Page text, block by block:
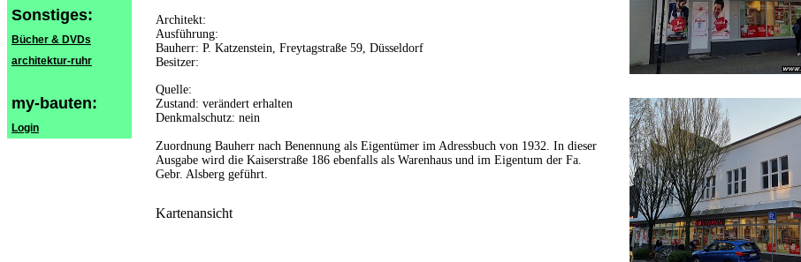
Sonstiges:
Bücher & DVDs
architektur-ruhr
my-bauten:
Login
Architekt:
Ausführung:
Bauherr: P. Katzenstein, Freytagstraße 59, Düsseldorf
Besitzer:
Quelle:
Zustand: verändert erhalten
Denkmalschutz: nein
Zuordnung Bauherr nach Benennung als Eigentümer im Adressbuch von 1932. In dieser
Ausgabe wird die Kaiserstraße 186 ebenfalls als Warenhaus und im Eigentum der Fa.
Gebr. Alsberg geführt.
Kartenansicht